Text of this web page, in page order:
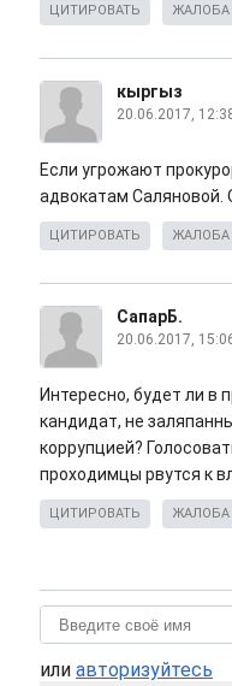
ЦИТИРОВАТЬ ЖАЛОБА
кыргыз
20.06.2017,
Если угрожают
адвокатам Саляновой.
ЦИТИРОВАТЬ ЖАЛОБА
СапарБ.
20.06.2017,
Интересно, будет ли в
кандидат, не
коррупцией?
проходимцы рвутся к
ЦИТИРОВАТЬ ЖАЛОБА
или авторизуйтесь